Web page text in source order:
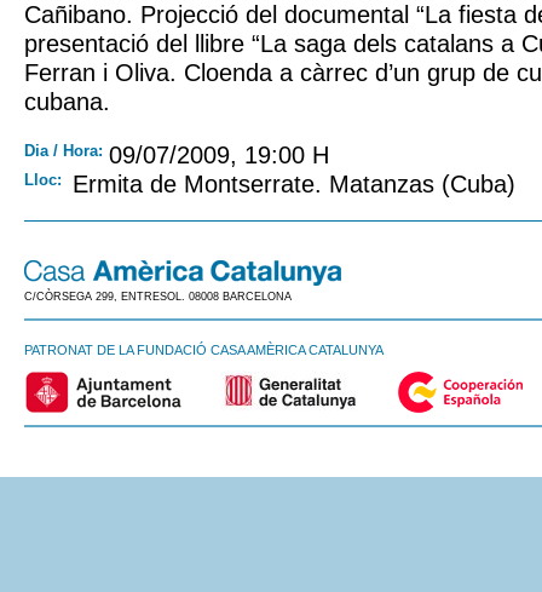
Cañibano. Projecció del documental “La fiesta
presentació del llibre “La saga dels catalans a
Ferran i Oliva. Cloenda a càrrec d’un grup de
cubana.
Dia / Hora: 09/07/2009, 19:00 H
Lloc: Ermita de Montserrate. Matanzas (Cuba)
C/CÒRSEGA 299, ENTRESOL. 08008 BARCELONA
PATRONAT DE LA FUNDACIÓ CASA AMÈRICA CATALUNYA